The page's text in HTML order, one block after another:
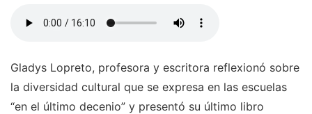
Gladys Lopreto, profesora y escritora reflexionó sobre
la diversidad cultural que se expresa en las escuelas
“en el último decenio” y presentó su último libro